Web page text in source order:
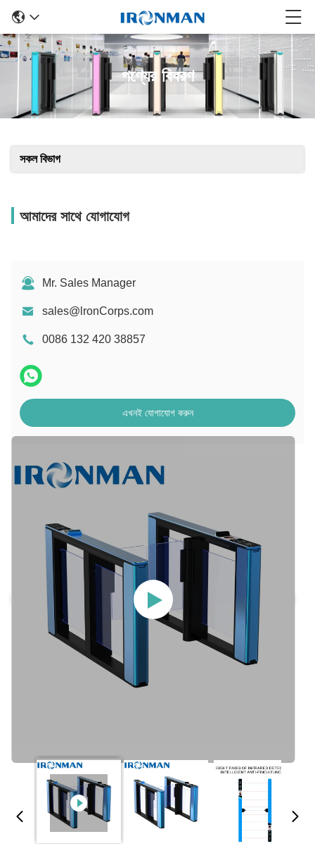
পণ্যের বিবরণ
সকল বিভাগ
আমাদের সাথে যোগাযোগ
Mr. Sales Manager
sales@lronCorps.com
0086 132 420 38857
এখনই যোগাযোগ করুন